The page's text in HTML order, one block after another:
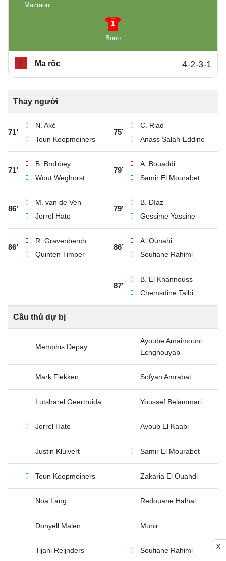
Mazraoui
1
Bono
Ma rốc 4-2-3-1
Thay người
71’
N. Aké
Teun Koopmeiners
75’
C. Riad
Anass Salah-Eddine
71’
B. Brobbey
Wout Weghorst
79’
A. Bouaddi
Samir El Mourabet
86’
M. van de Ven
Jorrel Hato
79’
B. Díaz
Gessime Yassine
86’
R. Gravenberch
Quinten Timber
86’
A. Ounahi
Soufiane Rahimi
87’
B. El Khannouss
Chemsdine Talbi
Cầu thủ dự bị
Memphis Depay
Ayoube Amaimouni
Echghouyab
Mark Flekken Sofyan Amrabat
Lutsharel Geertruida Youssef Belammari
Jorrel Hato Ayoub El Kaabi
Justin Kluivert Samir El Mourabet
Teun Koopmeiners Zakaria El Ouahdi
Noa Lang Redouane Halhal
Donyell Malen Munir
Tijani Reijnders Soufiane Rahimi X